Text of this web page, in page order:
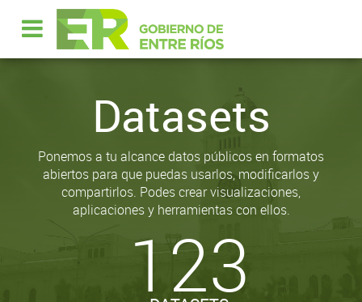
Datasets
Ponemos a tu alcance datos públicos en formatos
abiertos para que puedas usarlos, modificarlos y
compartirlos. Podes crear visualizaciones,
aplicaciones y herramientas con ellos.
123